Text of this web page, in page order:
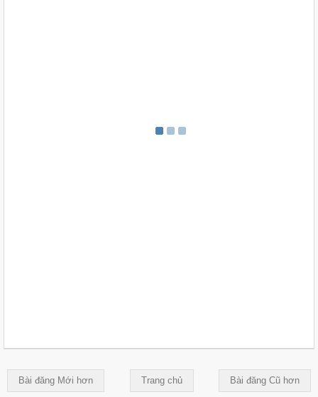
Bài đăng Mới hơn Bài đăng Cũ hơn
Trang chủ